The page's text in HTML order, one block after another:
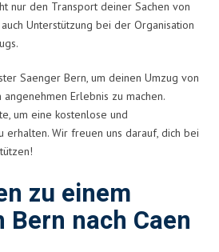
nur den Transport deiner Sachen von
Unterstützung bei der Organisation
Saenger Bern, um deinen Umzug von
Erlebnis zu machen.
um eine kostenlose und
Wir freuen uns darauf, dich bei
zu einem
Bern nach Caen